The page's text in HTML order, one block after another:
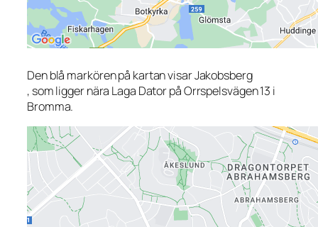
Den blå markören på kartan visar Jakobsberg
, som ligger nära Laga Dator på Orrspelsvägen 13 i
Bromma.